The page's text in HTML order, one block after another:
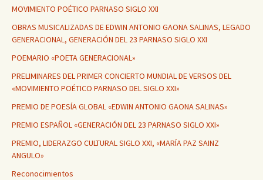
MOVIMIENTO POÉTICO PARNASO SIGLO XXI
OBRAS MUSICALIZADAS DE EDWIN ANTONIO GAONA SALINAS, LEGADO
GENERACIONAL, GENERACIÓN DEL 23 PARNASO SIGLO XXI
POEMARIO «POETA GENERACIONAL»
PRELIMINARES DEL PRIMER CONCIERTO MUNDIAL DE VERSOS DEL
«MOVIMIENTO POÉTICO PARNASO DEL SIGLO XXI»
PREMIO DE POESÍA GLOBAL «EDWIN ANTONIO GAONA SALINAS»
PREMIO ESPAÑOL «GENERACIÓN DEL 23 PARNASO SIGLO XXI»
PREMIO, LIDERAZGO CULTURAL SIGLO XXI, «MARÍA PAZ SAINZ
ANGULO»
Reconocimientos